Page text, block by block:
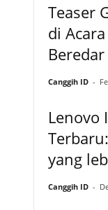
Teaser
di
Beredar
Canggih ID -
Lenovo
yang
Canggih ID -